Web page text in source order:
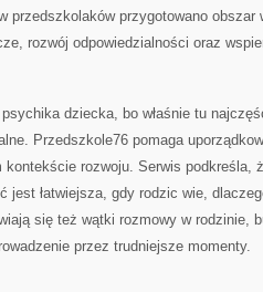
przedszkolaków przygotowano
rozwój odpowiedzialności oraz
dziecka, bo właśnie tu
Przedszkole76 pomaga
rozwoju. Serwis podkreśla,
jest łatwiejsza, gdy rodzic wie,
się też wątki rozmowy w rodzinie,
przez trudniejsze momenty.